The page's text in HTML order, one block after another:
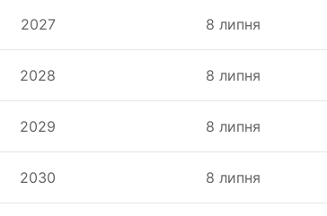
2027 8 липня
2028 8 липня
2029 8 липня
2030 8 липня